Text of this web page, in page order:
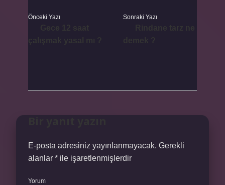
Önceki Yazı Sonraki Yazı
E-posta adresiniz yayınlanmayacak. Gerekli
alanlar * ile işaretlenmişlerdir
Yorum